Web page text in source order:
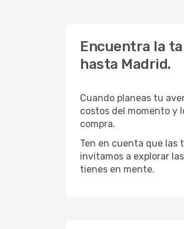
Encuentra la
hasta Madrid.
Cuando planeas tu
costos del momento y
compra.
Ten en cuenta que las
invitamos a explorar
tienes en mente.